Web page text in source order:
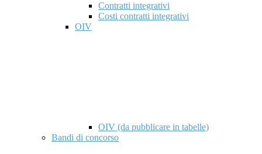
Contratti integrativi
Costi contratti integrativi
OIV
OIV (da pubblicare in tabelle)
Bandi di concorso